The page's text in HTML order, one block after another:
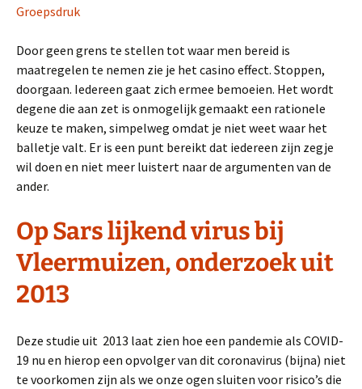
Groepsdruk
Door geen grens te stellen tot waar men bereid is
maatregelen te nemen zie je het casino effect. Stoppen,
doorgaan. Iedereen gaat zich ermee bemoeien. Het wordt
degene die aan zet is onmogelijk gemaakt een rationele
keuze te maken, simpelweg omdat je niet weet waar het
balletje valt. Er is een punt bereikt dat iedereen zijn zegje
wil doen en niet meer luistert naar de argumenten van de
ander.
Op Sars lijkend virus bij
Vleermuizen, onderzoek uit
2013
Deze studie uit 2013 laat zien hoe een pandemie als COVID-
19 nu en hierop een opvolger van dit coronavirus (bijna) niet
te voorkomen zijn als we onze ogen sluiten voor risico’s die